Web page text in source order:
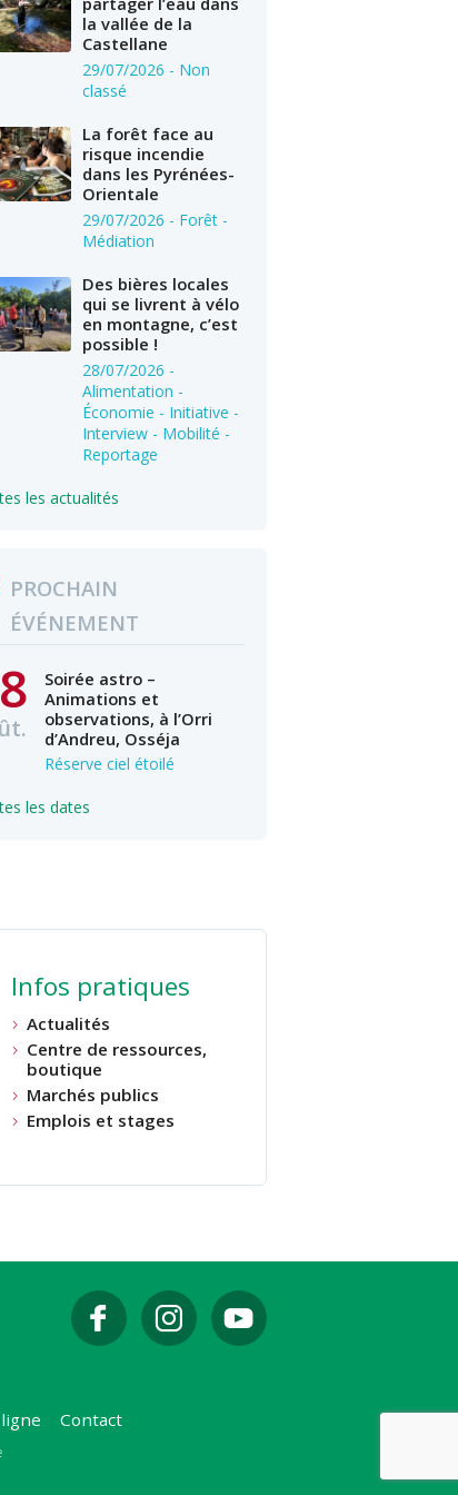
la vallée de la
Castellane
29/07/2026 - Non
classé
La forêt face au
risque incendie
dans les Pyrénées-
Orientale
29/07/2026 - Forêt -
Médiation
Des bières locales
qui se livrent à vélo
en montagne, c’est
possible !
28/07/2026 -
Alimentation -
Économie - Initiative -
Interview - Mobilité -
Reportage
les actualités
PROCHAIN
ÉVÉNEMENT
Soirée astro –
Animations et
observations, à l’Orri
d’Andreu, Osséja
Réserve ciel étoilé
les dates
Infos pratiques
Actualités
Centre de ressources,
boutique
Marchés publics
Emplois et stages
Contact